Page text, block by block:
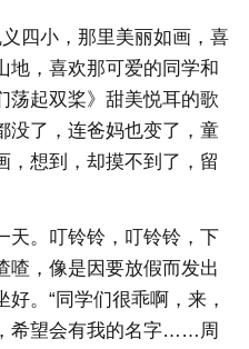
四小，那里美丽如画，喜
地，喜欢那可爱的同学和
荡起双桨》甜美悦耳的歌
了，连爸妈也变了，童
，想到，却摸不到了，留
天。叮铃铃，叮铃铃，下
喳，像是因要放假而发出
。“同学们很乖啊，来，
希望会有我的名字……周